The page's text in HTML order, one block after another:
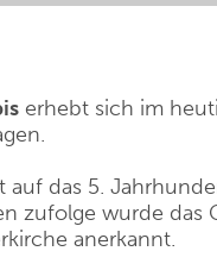
erhebt sich im
auf das 5.
zufolge wurde das
anerkannt.